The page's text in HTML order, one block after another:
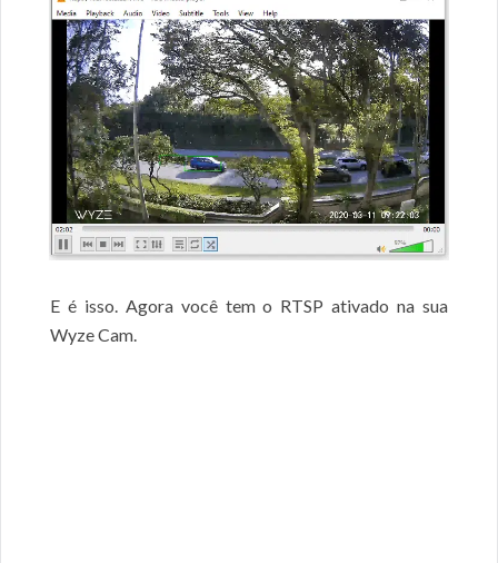
E é isso. Agora você tem o RTSP ativado na sua
Wyze Cam.